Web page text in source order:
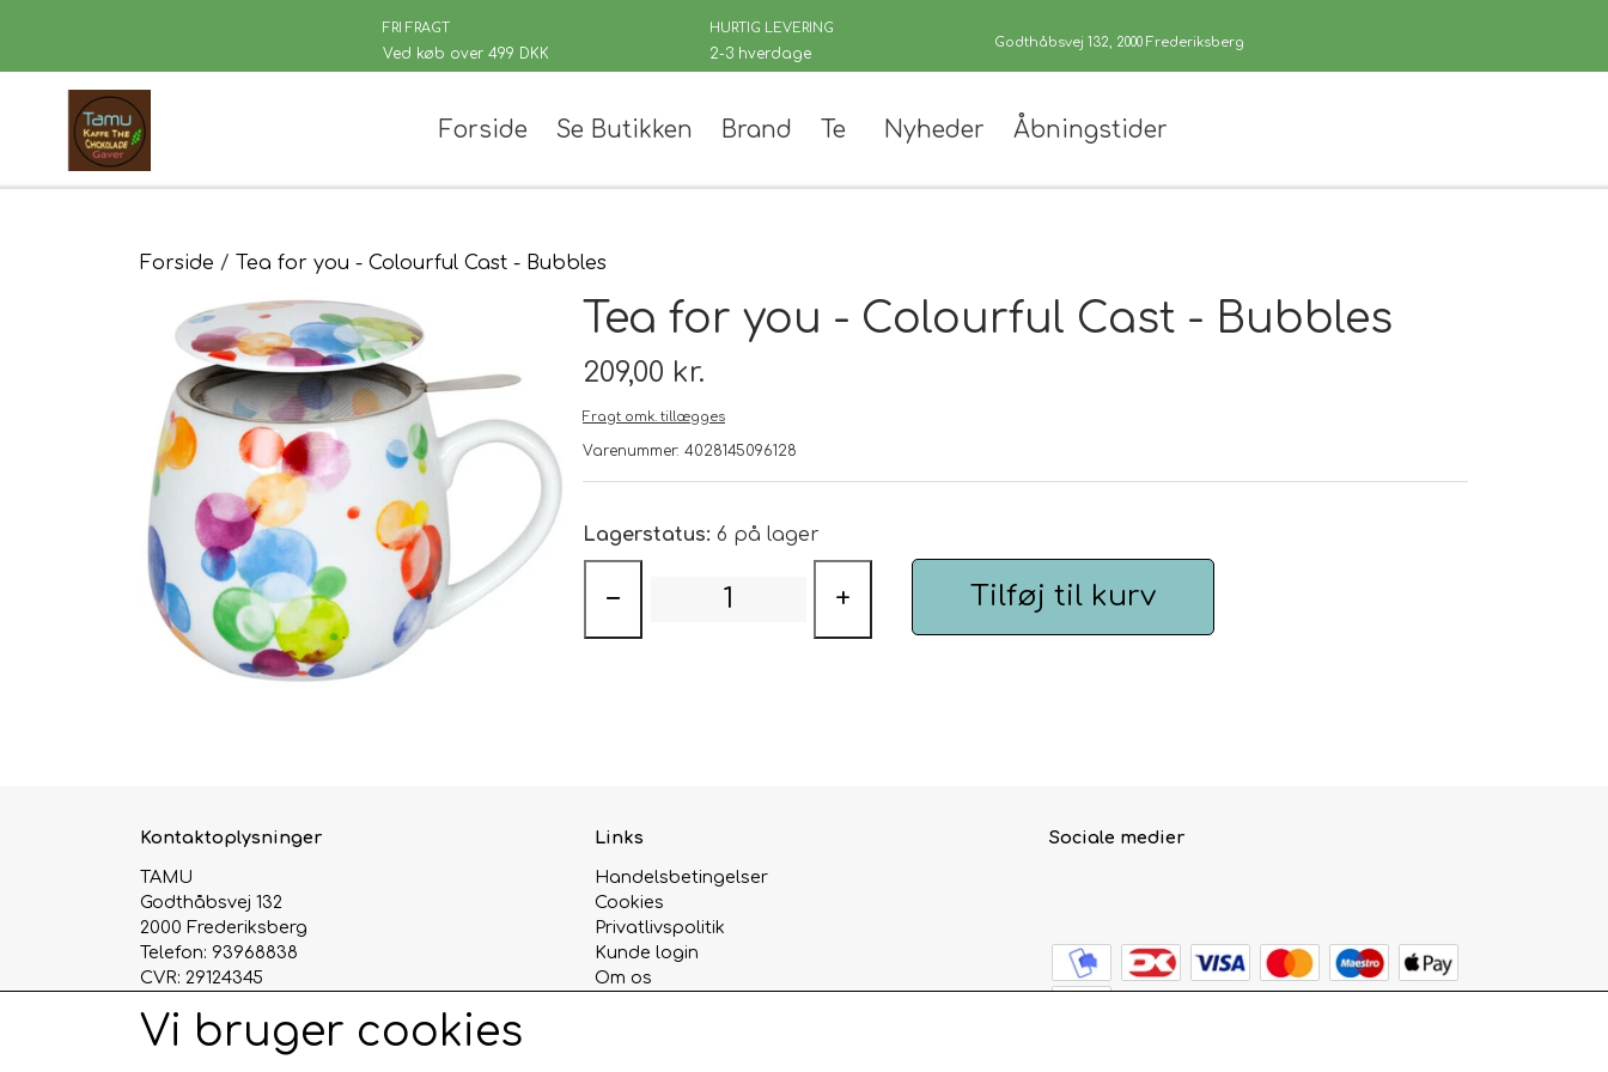
FRI FRAGT
Ved køb over 499 DKK
HURTIG LEVERING
2-3 hverdage
Godthåbsvej 132, 2000 Frederiksberg
Forside Se Butikken Brand Te
Kusmi Te
Sort Te
Rooibush
Urte & Frugt teer
Husets Teblandinger
Nyheder Åbningstider
Forside Tea for you - Colourful Cast - Bubbles
Tea for you - Colourful Cast - Bubbles
209,00 kr.
Fragt omk. tillægges
Varenummer: 4028145096128
Lagerstatus: 6 på lager
− + Tilføj til kurv
Kontaktoplysninger
TAMU
Godthåbsvej 132
2000 Frederiksberg
Telefon: 93968838
CVR: 29124345
Links
Handelsbetingelser
Cookies
Privatlivspolitik
Kunde login
Om os
Sociale medier
Vi bruger cookies